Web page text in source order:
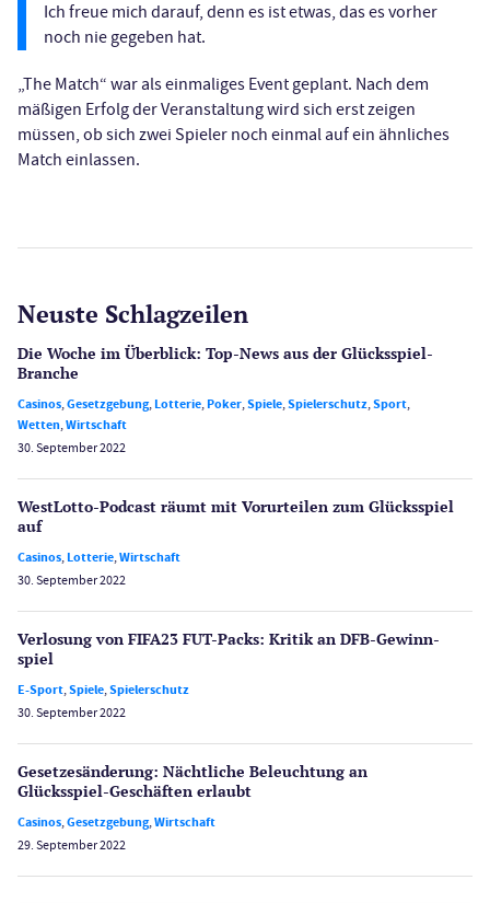
Ich freue mich darauf, denn es ist etwas, das es vorher
noch nie gegeben hat.
„The Match“ war als einmaliges Event geplant. Nach dem
mäßigen Erfolg der Veranstaltung wird sich erst zeigen
müssen, ob sich zwei Spieler noch einmal auf ein ähnliches
Match einlassen.
Neuste Schlagzeilen
Die Woche im Überblick: Top-News aus der Glücksspiel-
Branche
Casinos,Gesetzgebung,Lotterie,Poker,Spiele,Spielerschutz,Sport,
Wetten,Wirtschaft
30. September 2022
WestLotto-Podcast räumt mit Vorurteilen zum Glücksspiel
auf
Casinos,Lotterie,Wirtschaft
30. September 2022
Verlosung von FIFA23 FUT-Packs: Kritik an DFB-Gewinn­
spiel
E-Sport,Spiele,Spielerschutz
30. September 2022
Gesetzes­änderung: Nächtliche Beleuch­tung an
Glücksspiel-Geschäften erlaubt
Casinos,Gesetzgebung,Wirtschaft
29. September 2022